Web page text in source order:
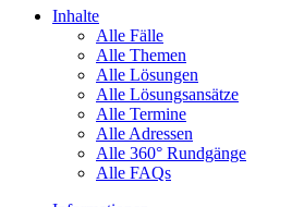
Inhalte
Alle Fälle
Alle Themen
Alle Lösungen
Alle Lösungsansätze
Alle Termine
Alle Adressen
Alle 360° Rundgänge
Alle FAQs